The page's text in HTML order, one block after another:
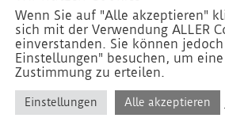
by Lena Reutter | Impressum|
Wenn Sie auf "Alle akzeptieren"
sich mit der Verwendung ALLER
einverstanden. Sie können
Einstellungen" besuchen, um
Zustimmung zu erteilen.
Einstellungen Alle akzeptieren